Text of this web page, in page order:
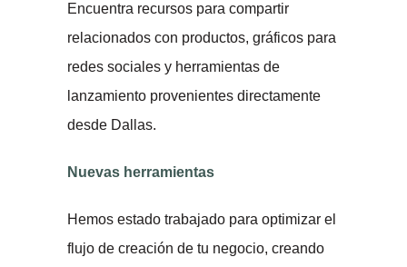
Encuentra recursos para compartir
relacionados con productos, gráficos para
redes sociales y herramientas de
lanzamiento provenientes directamente
desde Dallas.
Nuevas herramientas
Hemos estado trabajado para optimizar el
flujo de creación de tu negocio, creando